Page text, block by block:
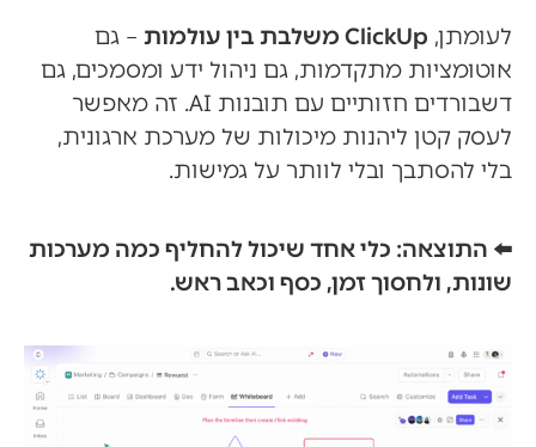
לעומתן, ClickUp משלבת בין עולמות
– גם
אוטומציות מתקדמות, גם ניהול ידע ומסמכים, גם
דשבורדים חזותיים עם תובנות AI. זה מאפשר
לעסק קטן ליהנות מיכולות של מערכת ארגונית,
בלי להסתבך ובלי לוותר על גמישות.
⬅️ התוצאה: כלי אחד שיכול להחליף כמה מערכות
שונות, ולחסוך זמן, כסף וכאב ראש.